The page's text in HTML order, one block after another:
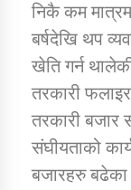
तातोपानी गाउँपालिका
सन्देश
तातोपानी गाउँपालिका
निकै कम
बर्षदेखि थप
खेति गर्न
तरकारी
तरकारी बजार
संघीयताको
बजारहरु